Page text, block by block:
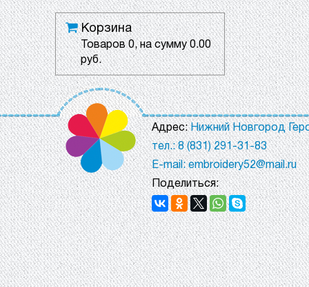
Корзина
Товаров0, на сумму0.00
руб.
Адрес:Нижний Новгород
тел.: 8 (831) 291-31-83
E-mail: embroidery52@mail.ru
Поделиться: